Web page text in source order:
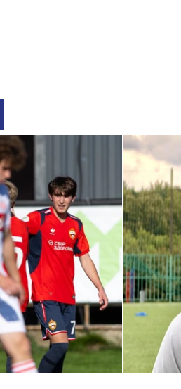
С
27 ИЮЛЯ